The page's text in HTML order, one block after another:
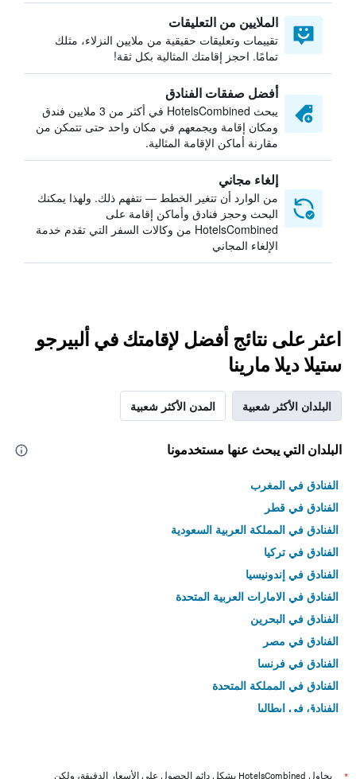
الملايين من التعليقات
تقييمات وتعليقات حقيقية من ملايين النزلاء، مثلك
تمامًا. احجز إقامتك المثالية بكل ثقة!
أفضل صفقات الفنادق
يبحث HotelsCombined في أكثر من 3 ملايين فندق
ومكان إقامة ويجمعهم في مكان واحد حتى تتمكن من
مقارنة أماكن الإقامة المثالية.
إلغاء مجاني
من الوارد أن تتغير الخطط — نتفهم ذلك. ولهذا يمكنك
البحث وحجز فنادق وأماكن إقامة على
HotelsCombined من وكالات السفر التي تقدم خدمة
الإلغاء المجاني
اعثر على نتائج أفضل لإقامتك في ألبيرجو
ستيلا ديلا مارينا
البلدان الأكثر شعبية المدن الأكثر شعبية
البلدان التي يبحث عنها مستخدمونا
الفنادق في المغرب
الفنادق في قطر
الفنادق في المملكة العربية السعودية
الفنادق في تركيا
الفنادق في إندونيسيا
الفنادق في الامارات العربية المتحدة
الفنادق في البحرين
الفنادق في مصر
الفنادق في فرنسا
الفنادق في المملكة المتحدة
الفنادق في إيطاليا
يحاول HotelsCombined بشكل دائم الحصول على الأسعار الدقيقة، ولكن